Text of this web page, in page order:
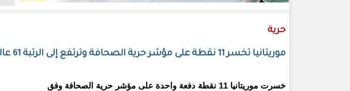
حرية
موريتانيا تخسر 11 نقطة على مؤشر حرية الصحافة وترتفع إلى الرتبة 61 عالمياً
خسرت موريتانيا 11 نقطة دفعة واحدة على مؤشر حرية الصحافة وفق